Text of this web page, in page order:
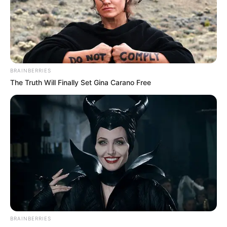
néha ki kell mondani az érzéseinket – nem
sértődésből, hanem a kölcsönös megértésért.
Még mindig teljes szívemből szeretem az
unokámat. De néha, hogy megőrizzük a családi
melegséget, vissza kell lépnünk egyet – és
értékünket.
BRAINBERRIES
The Truth Will Finally Set Gina Carano Free
BRAINBERRIES